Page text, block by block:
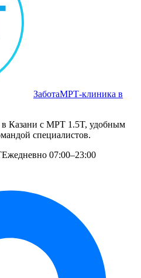
ЗаботаМРТ‑клиника в
в Казани с МРТ 1.5T, удобным
специалистов.
Ежедневно 07:00–23:00